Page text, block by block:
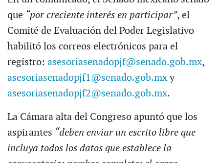
que “por creciente interés en participar”, el
Comité de Evaluación del Poder Legislativo
habilitó los correos electrónicos para el
registro: asesoriasenadopjf@senado.gob.mx,
asesoriasenadopjf1@senado.gob.mxy
asesoriasenadopjf2@senado.gob.mx.
La Cámara alta del Congreso apuntó que los
aspirantes “deben enviar un escrito libre que
incluya todos los datos que establece la